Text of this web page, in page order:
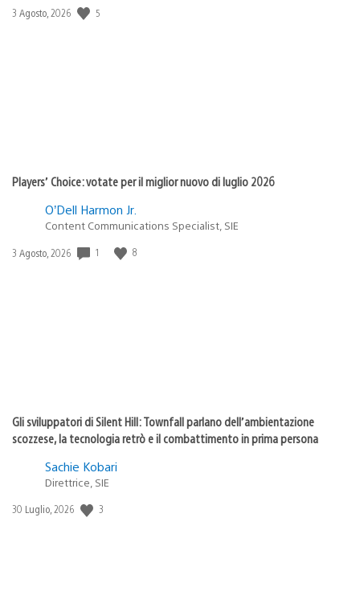
Data
3 Agosto, 2026 5
Players’ Choice: votate per il miglior nuovo di luglio 2026
O’Dell Harmon Jr.
Content Communications Specialist, SIE
Data
3 Agosto, 2026 1 8
Gli sviluppatori di Silent Hill: Townfall parlano dell’ambientazione
scozzese, la tecnologia retrò e il combattimento in prima persona
Sachie Kobari
Direttrice, SIE
Data
30 Luglio, 2026 3